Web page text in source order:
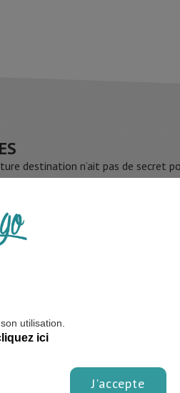
destination n’ait pas de secret
utilisation.
ici
J'accepte